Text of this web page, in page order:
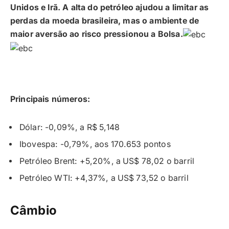
Unidos e Irã. A alta do petróleo ajudou a limitar as
perdas da moeda brasileira, mas o ambiente de
maior aversão ao risco pressionou a Bolsa.
Principais números:
Dólar: -0,09%, a R$ 5,148
Ibovespa: -0,79%, aos 170.653 pontos
Petróleo Brent: +5,20%, a US$ 78,02 o barril
Petróleo WTI: +4,37%, a US$ 73,52 o barril
Câmbio